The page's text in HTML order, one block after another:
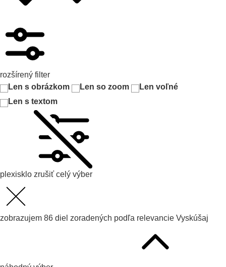
rozšírený filter
Len s obrázkom
Len so zoom
Len voľné
Len s textom
plexisklo zrušiť celý výber
zobrazujem 86 diel zoradených podľa relevancie Vyskúšaj